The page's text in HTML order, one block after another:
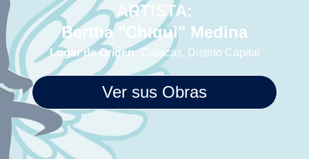
ARTISTA:
Bertha "Chiqui" Medina
Lugar de Origen:Caracas, Distrito Capital
Ver sus Obras